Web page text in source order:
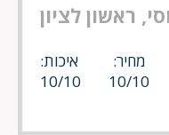
ראשון לציון
מחיר:
10/10
איכות:
10/10